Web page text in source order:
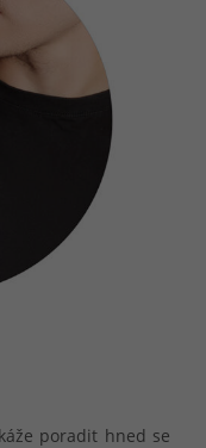
poradit hned se